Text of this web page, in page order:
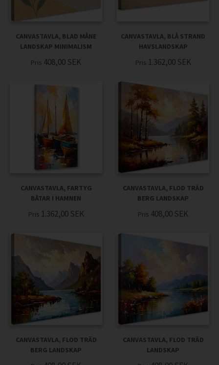
CANVASTAVLA, BLAD MÅNE
LANDSKAP MINIMALISM
Pris 408,00 SEK
CANVASTAVLA, BLÅ STRAND
HAVSLANDSKAP
Pris 1.362,00 SEK
CANVASTAVLA, FARTYG
BÅTAR I HAMNEN
Pris 1.362,00 SEK
CANVASTAVLA, FLOD TRÄD
BERG LANDSKAP
Pris 408,00 SEK
CANVASTAVLA, FLOD TRÄD
BERG LANDSKAP
CANVASTAVLA, FLOD TRÄD
LANDSKAP